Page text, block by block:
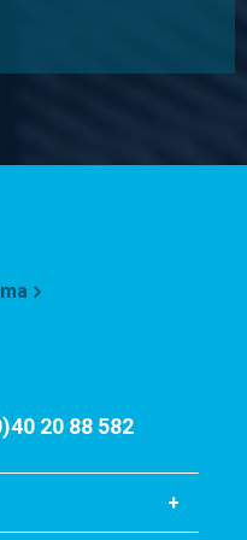
20 88 582